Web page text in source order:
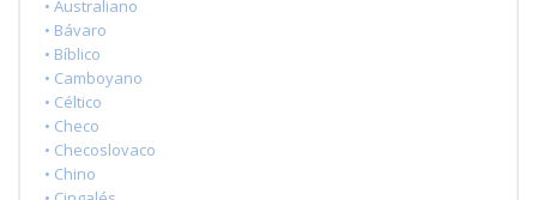
• Australiano
• Bávaro
• Bíblico
• Camboyano
• Céltico
• Checo
• Checoslovaco
• Chino